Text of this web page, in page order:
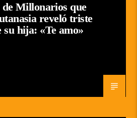
Millonarios que
reveló triste
su hija: «Te amo»